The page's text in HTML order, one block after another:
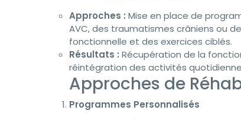
Approches : Mise en place de
AVC, des traumatismes crâniens ou
fonctionnelle et des exercices ciblés.
Résultats : Récupération de la
réintégration des activités
Approches de
Programmes Personnalisés